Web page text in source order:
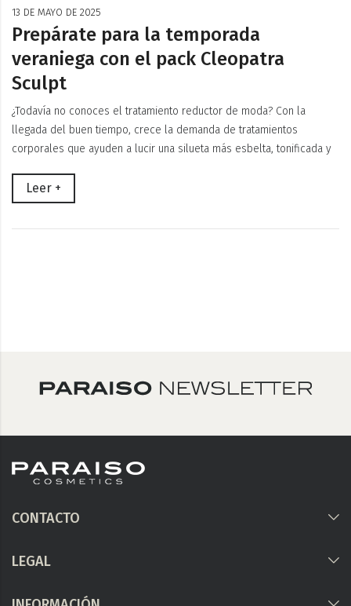
13 DE MAYO DE 2025
Prepárate para la temporada
veraniega con el pack Cleopatra
Sculpt
¿Todavía no conoces el tratamiento reductor de moda? Con la
llegada del buen tiempo, crece la demanda de tratamientos
corporales que ayuden a lucir una silueta más esbelta, tonificada y
Leer +
CONTACTO
LEGAL